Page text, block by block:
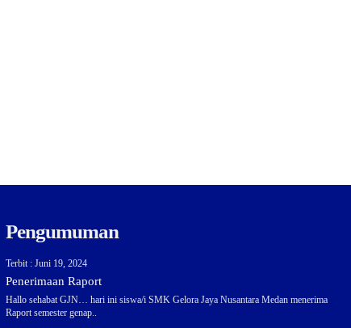
Pengumuman
Terbit : Juni 19, 2024
Penerimaan Raport
Hallo sehabat GJN… hari ini siswa/i SMK Gelora Jaya Nusantara Medan menerima
Raport semester genap..